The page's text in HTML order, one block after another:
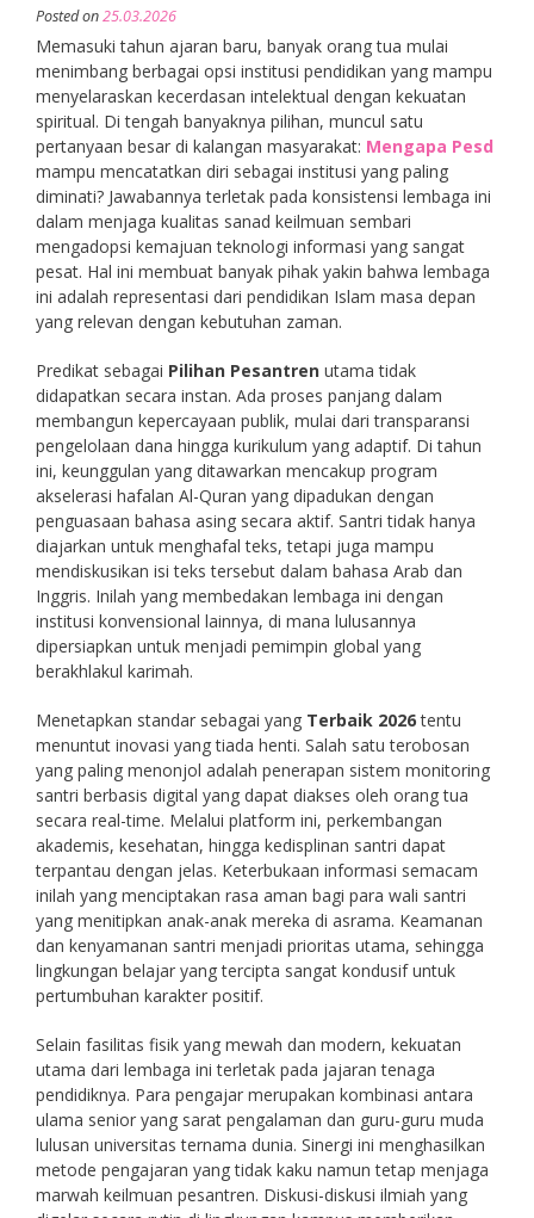
Posted on25.03.2026
Memasuki tahun ajaran baru, banyak orang tua mulai
menimbang berbagai opsi institusi pendidikan yang mampu
menyelaraskan kecerdasan intelektual dengan kekuatan
spiritual. Di tengah banyaknya pilihan, muncul satu
pertanyaan besar di kalangan masyarakat: Mengapa Pesd
mampu mencatatkan diri sebagai institusi yang paling
diminati? Jawabannya terletak pada konsistensi lembaga ini
dalam menjaga kualitas sanad keilmuan sembari
mengadopsi kemajuan teknologi informasi yang sangat
pesat. Hal ini membuat banyak pihak yakin bahwa lembaga
ini adalah representasi dari pendidikan Islam masa depan
yang relevan dengan kebutuhan zaman.
Predikat sebagai Pilihan Pesantren utama tidak
didapatkan secara instan. Ada proses panjang dalam
membangun kepercayaan publik, mulai dari transparansi
pengelolaan dana hingga kurikulum yang adaptif. Di tahun
ini, keunggulan yang ditawarkan mencakup program
akselerasi hafalan Al-Quran yang dipadukan dengan
penguasaan bahasa asing secara aktif. Santri tidak hanya
diajarkan untuk menghafal teks, tetapi juga mampu
mendiskusikan isi teks tersebut dalam bahasa Arab dan
Inggris. Inilah yang membedakan lembaga ini dengan
institusi konvensional lainnya, di mana lulusannya
dipersiapkan untuk menjadi pemimpin global yang
berakhlakul karimah.
Menetapkan standar sebagai yang Terbaik 2026tentu
menuntut inovasi yang tiada henti. Salah satu terobosan
yang paling menonjol adalah penerapan sistem monitoring
santri berbasis digital yang dapat diakses oleh orang tua
secara real-time. Melalui platform ini, perkembangan
akademis, kesehatan, hingga kedisplinan santri dapat
terpantau dengan jelas. Keterbukaan informasi semacam
inilah yang menciptakan rasa aman bagi para wali santri
yang menitipkan anak-anak mereka di asrama. Keamanan
dan kenyamanan santri menjadi prioritas utama, sehingga
lingkungan belajar yang tercipta sangat kondusif untuk
pertumbuhan karakter positif.
Selain fasilitas fisik yang mewah dan modern, kekuatan
utama dari lembaga ini terletak pada jajaran tenaga
pendidiknya. Para pengajar merupakan kombinasi antara
ulama senior yang sarat pengalaman dan guru-guru muda
lulusan universitas ternama dunia. Sinergi ini menghasilkan
metode pengajaran yang tidak kaku namun tetap menjaga
marwah keilmuan pesantren. Diskusi-diskusi ilmiah yang